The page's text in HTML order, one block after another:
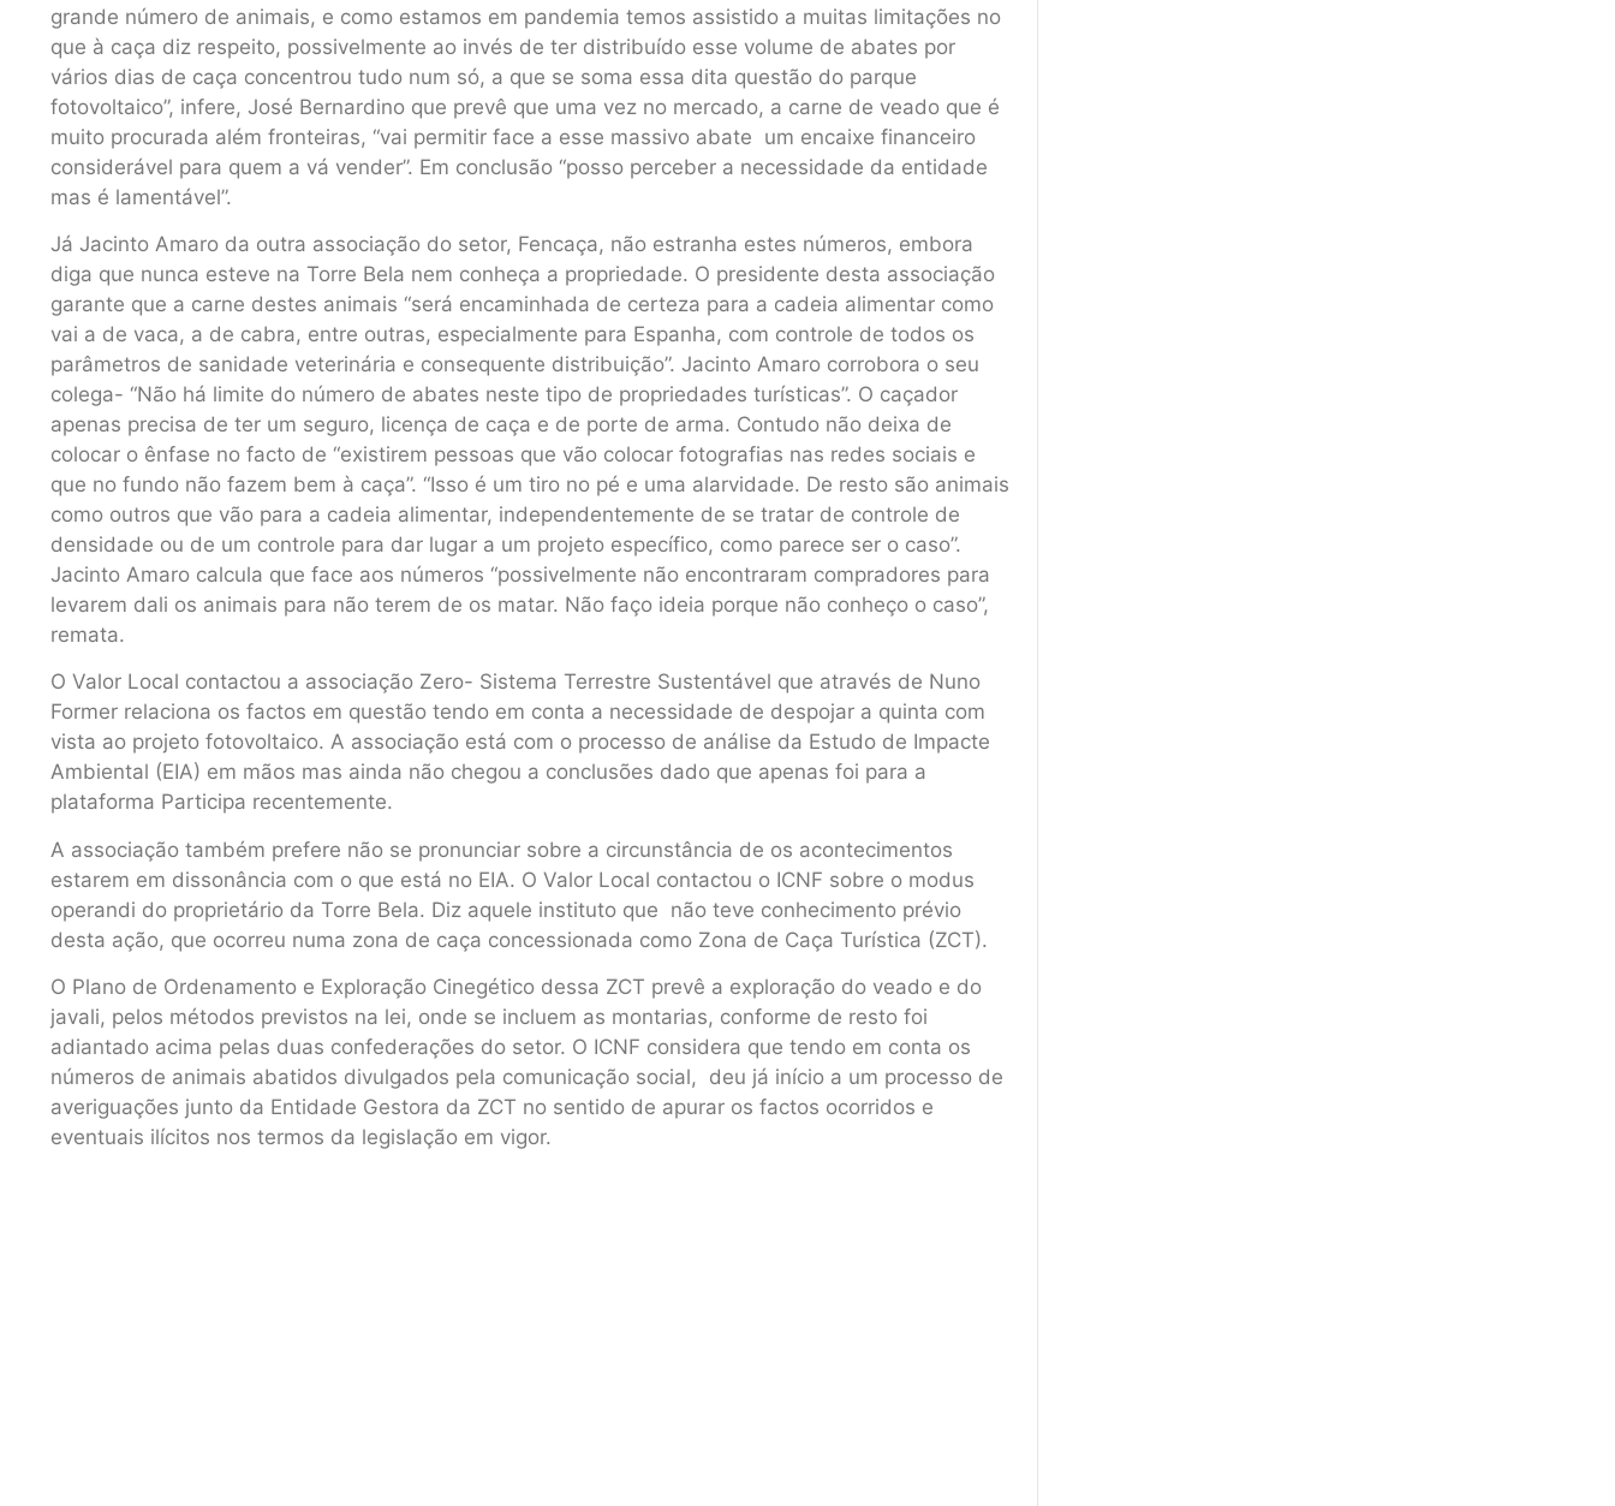
grande número de animais, e como estamos em pandemia temos assistido a muitas limitações no
que à caça diz respeito, possivelmente ao invés de ter distribuído esse volume de abates por
vários dias de caça concentrou tudo num só, a que se soma essa dita questão do parque
fotovoltaico”, infere, José Bernardino que prevê que uma vez no mercado, a carne de veado que é
muito procurada além fronteiras, “vai permitir face a esse massivo abate um encaixe financeiro
considerável para quem a vá vender”. Em conclusão “posso perceber a necessidade da entidade
mas é lamentável”.
Já Jacinto Amaro da outra associação do setor, Fencaça, não estranha estes números, embora
diga que nunca esteve na Torre Bela nem conheça a propriedade. O presidente desta associação
garante que a carne destes animais “será encaminhada de certeza para a cadeia alimentar como
vai a de vaca, a de cabra, entre outras, especialmente para Espanha, com controle de todos os
parâmetros de sanidade veterinária e consequente distribuição”. Jacinto Amaro corrobora o seu
colega- “Não há limite do número de abates neste tipo de propriedades turísticas”. O caçador
apenas precisa de ter um seguro, licença de caça e de porte de arma. Contudo não deixa de
colocar o ênfase no facto de “existirem pessoas que vão colocar fotografias nas redes sociais e
que no fundo não fazem bem à caça”. “Isso é um tiro no pé e uma alarvidade. De resto são animais
como outros que vão para a cadeia alimentar, independentemente de se tratar de controle de
densidade ou de um controle para dar lugar a um projeto específico, como parece ser o caso”.
Jacinto Amaro calcula que face aos números “possivelmente não encontraram compradores para
levarem dali os animais para não terem de os matar. Não faço ideia porque não conheço o caso”,
remata.
O Valor Local contactou a associação Zero- Sistema Terrestre Sustentável que através de Nuno
Former relaciona os factos em questão tendo em conta a necessidade de despojar a quinta com
vista ao projeto fotovoltaico. A associação está com o processo de análise da Estudo de Impacte
Ambiental (EIA) em mãos mas ainda não chegou a conclusões dado que apenas foi para a
plataforma Participa recentemente.
A associação também prefere não se pronunciar sobre a circunstância de os acontecimentos
estarem em dissonância com o que está no EIA. O Valor Local contactou o ICNF sobre o modus
operandi do proprietário da Torre Bela. Diz aquele instituto que não teve conhecimento prévio
desta ação, que ocorreu numa zona de caça concessionada como Zona de Caça Turística (ZCT).
O Plano de Ordenamento e Exploração Cinegético dessa ZCT prevê a exploração do veado e do
javali, pelos métodos previstos na lei, onde se incluem as montarias, conforme de resto foi
adiantado acima pelas duas confederações do setor. O ICNF considera que tendo em conta os
números de animais abatidos divulgados pela comunicação social, deu já início a um processo de
averiguações junto da Entidade Gestora da ZCT no sentido de apurar os factos ocorridos e
eventuais ilícitos nos termos da legislação em vigor.